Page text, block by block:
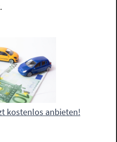
kostenlos anbieten!